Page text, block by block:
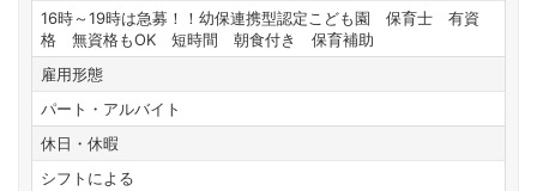
16時～19時は急募！！幼保連携型認定こども園 保育士 有資
格 無資格もOK 短時間 朝食付き 保育補助
雇用形態
パート・アルバイト
休日・休暇
シフトによる